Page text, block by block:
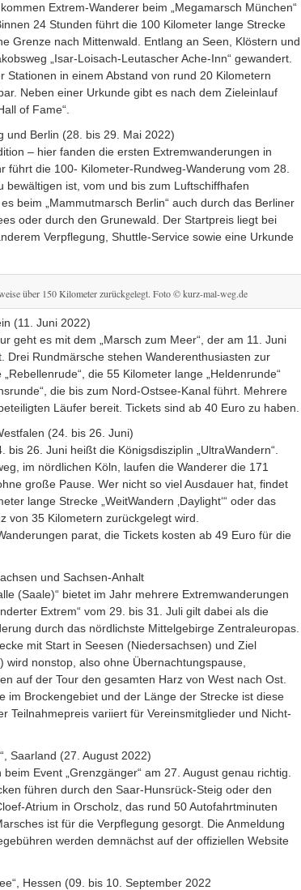
Extrem-Wanderer beim „Megamarsch München“
24 Stunden führt die 100 Kilometer lange Strecke
Grenze nach Mittenwald. Entlang an Seen, Klöstern und
„Isar-Loisach-Leutascher Ache-Inn“ gewandert.
Stationen in einem Abstand von rund 20 Kilometern
Neben einer Urkunde gibt es nach dem Zieleinlauf
of Fame“.
und Berlin (28. bis 29. Mai 2022)
– hier fanden die ersten Extremwanderungen in
führt die 100- Kilometer-Rundweg-Wanderung vom 28.
bewältigen ist, vom und bis zum Luftschiffhafen
beim „Mammutmarsch Berlin“ auch durch das Berliner
oder durch den Grunewald. Der Startpreis liegt bei
Verpflegung, Shuttle-Service sowie eine Urkunde
über 150 Kilometer zurückgelegt. Foto © kurz-mal-weg.de
(11. Juni 2022)
geht es mit dem „Marsch zum Meer“, der am 11. Juni
Drei Rundmärsche stehen Wanderenthusiasten zur
die 55 Kilometer lange „Heldenrunde“
die bis zum Nord-Ostsee-Kanal führt. Mehrere
Läufer bereit. Tickets sind ab 40 Euro zu haben.
(24. bis 26. Juni)
bis 26. Juni heißt die Königsdisziplin „UltraWandern“.
im nördlichen Köln, laufen die Wanderer die 171
große Pause. Wer nicht so viel Ausdauer hat, findet
lange Strecke „WeitWandern ‚Daylight‘“ oder das
von 35 Kilometern zurückgelegt wird.
parat, die Tickets kosten ab 49 Euro für die
und Sachsen-Anhalt
(Saale)“ bietet im Jahr mehrere Extremwanderungen
Extrem“ vom 29. bis 31. Juli gilt dabei als die
durch das nördlichste Mittelgebirge Zentraleuropas.
mit Start in Seesen (Niedersachsen) und Ziel
nonstop, also ohne Übernachtungspause,
auf der Tour den gesamten Harz von West nach Ost.
im Brockengebiet und der Länge der Strecke ist diese
Teilnahmepreis variiert für Vereinsmitglieder und Nicht-
Saarland (27. August 2022)
Event „Grenzgänger“ am 27. August genau richtig.
führen durch den Saar-Hunsrück-Steig oder den
Atrium in Orscholz, das rund 50 Autofahrtminuten
ist für die Verpflegung gesorgt. Die Anmeldung
werden demnächst auf der offiziellen Website
Hessen (09. bis 10. September 2022